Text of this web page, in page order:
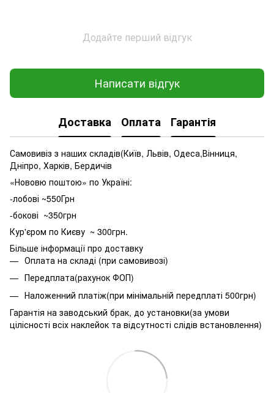
Додайте перший відгук
Написати відгук
Доставка Оплата Гарантія
Самовивіз з наших складів(Київ, Львів, Одеса,Вінниця,
Дніпро, Харків, Бердичів
«Нововю поштою» по Україні:
-лобові ~550Грн
-бокові ~350грн
Кур'єром по Києву ~ 300грн.
Більше інформації про доставку
Оплата на складі (при самовивозі)
Передплата(рахунок ФОП)
Наложенний платіж(при мінімальній передплаті 500грн)
Гарантія на заводський брак, до установки(за умови
цілісності всіх наклейок та відсутності слідів встановлення)